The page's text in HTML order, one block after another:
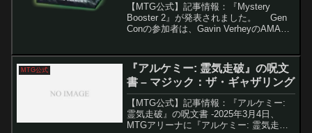
【MTG公式】記事情報：『Mystery
Booster 2』が発表されました。 Gen
Conの参加者は、Gavin VerheyのAMAパ
待されていますが、...
MTG公式
『アルケミー: 霊気走破』の呪文
書 – マジック：ザ・ギャザリング
【MTG公式】記事情報：『アルケミー:
霊気走破』の呪文書 -2025年3月4日、
MTGアリーナに『アルケミー: 霊気走